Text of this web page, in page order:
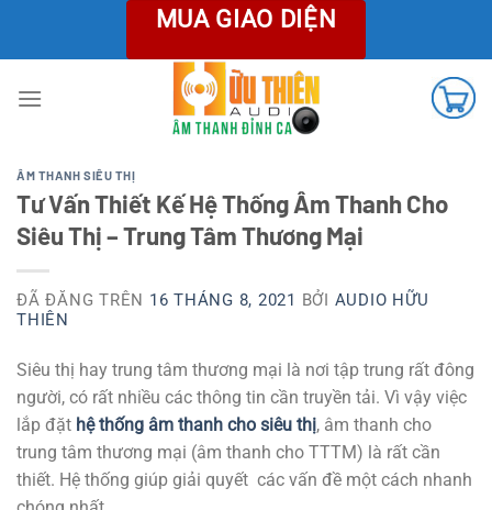
dung
MUA GIAO DIỆN
ÂM THANH SIÊU THỊ
Tư Vấn Thiết Kế Hệ Thống Âm Thanh Cho
Siêu Thị – Trung Tâm Thương Mại
ĐÃ ĐĂNG TRÊN 16 THÁNG 8, 2021 BỞI AUDIO HỮU
THIÊN
Siêu thị hay trung tâm thương mại là nơi tập trung rất đông
người, có rất nhiều các thông tin cần truyền tải. Vì vậy việc
lắp đặt hệ thống âm thanh cho siêu thị, âm thanh cho
trung tâm thương mại (âm thanh cho TTTM) là rất cần
thiết. Hệ thống giúp giải quyết các vấn đề một cách nhanh